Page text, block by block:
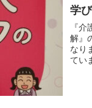
学
『
解』
なり
てい